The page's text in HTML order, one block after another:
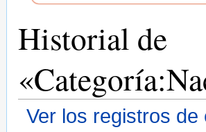
Historial de
Ver los registros de